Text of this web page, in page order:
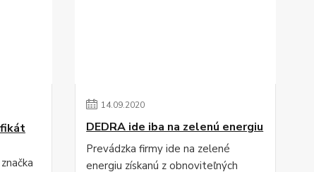
14.09.2020
DEDRA ide iba na zelenú energiu
Prevádzka firmy ide na zelené
energiu získanú z obnoviteľných